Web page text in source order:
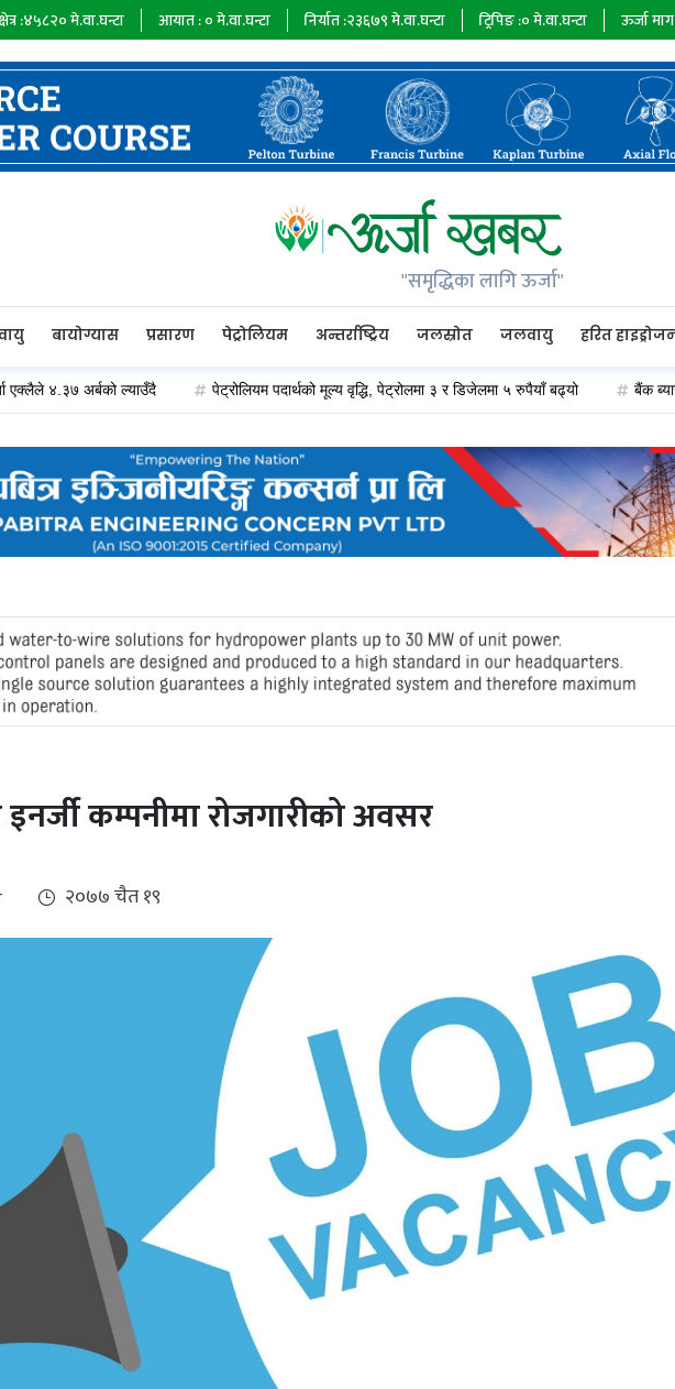
मे.वा.घन्टा आयात : मे.वा.घन्टा निर्यात : २३६७९मे.वा.घन्टा ट्रिपिङ : मे.वा.घन्टा ऊर्जा माग : ७३४८५
"समृद्धिका लागि ऊर्जा"
बायोग्यास प्रसारण पेट्रोलियम अन्तर्राष्ट्रिय जलस्रोत जलवायु हरित
अर्बको ल्याउँदै पेट्रोलियम पदार्थको मूल्य वृद्धि, पेट्रोलमा ३ र डिजेलमा ५ रुपैयाँ बढ्यो बैंक ब्याजदर
कम्पनीमा रोजगारीको अवसर
२०७७ चैत १९